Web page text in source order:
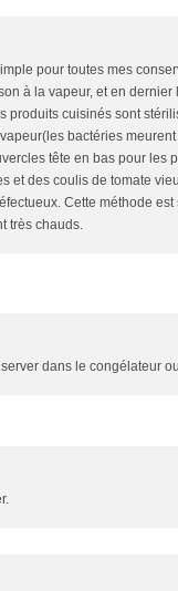
pour toutes mes
à la vapeur, et en dernier
produits cuisinés sont
bactéries
tête en bas pour les
et des coulis de tomate
Cette méthode
très chauds.
dans le congélateur